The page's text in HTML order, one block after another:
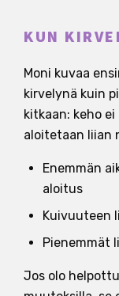
KUN
Moni kuvaa
kirvelynä kuin
kitkaan: keho
aloitetaan liian
Enemmän
aloitus
Kuivuuteen
Pienemmät
Jos olo